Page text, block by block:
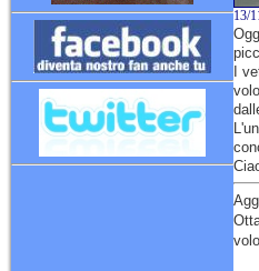
13/
I